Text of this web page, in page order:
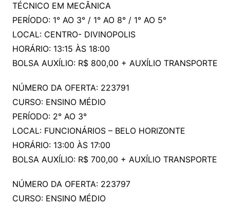
TÉCNICO EM MECÂNICA
PERÍODO: 1° AO 3° / 1° AO 8° / 1° AO 5°
LOCAL: CENTRO- DIVINOPOLIS
HORÁRIO: 13:15 ÀS 18:00
BOLSA AUXÍLIO: R$ 800,00 + AUXÍLIO TRANSPORTE
NÚMERO DA OFERTA: 223791
CURSO: ENSINO MÉDIO
PERÍODO: 2° AO 3°
LOCAL: FUNCIONÁRIOS – BELO HORIZONTE
HORÁRIO: 13:00 ÀS 17:00
BOLSA AUXÍLIO: R$ 700,00 + AUXÍLIO TRANSPORTE
NÚMERO DA OFERTA: 223797
CURSO: ENSINO MÉDIO